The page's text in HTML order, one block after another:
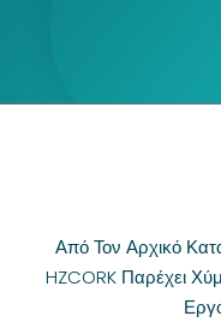
Από Τον Αρχικό
HZCORK Παρέχει